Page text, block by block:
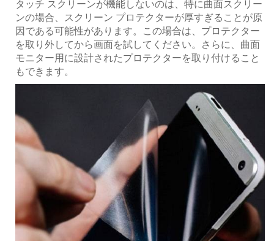
タッチ スクリーンが機能しないのは、特に曲面スクリー
ンの場合、スクリーン プロテクターが厚すぎることが原
因である可能性があります。この場合は、プロテクター
を取り外してから画面を試してください。さらに、曲面
モニター用に設計されたプロテクターを取り付けること
もできます。